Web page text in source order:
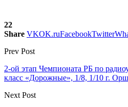
22
Share VKOK.ruFacebookTwitter
Prev Post
2-ой этап Чемпионата РБ по
класс «Дорожные», 1/8, 1/10 г.
Next Post